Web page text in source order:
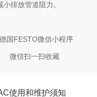
排放管道阻力。
小程序
收藏
使用和维护须知